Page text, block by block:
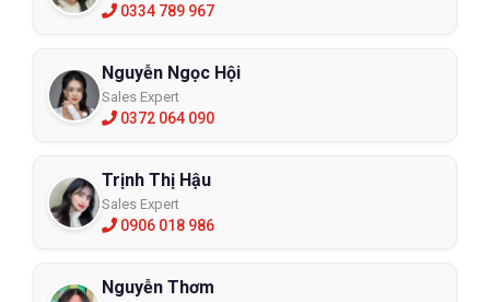
0334 789 967
Nguyễn Ngọc Hội
Sales Expert
0372 064 090
Trịnh Thị Hậu
Sales Expert
0906 018 986
Nguyễn Thơm